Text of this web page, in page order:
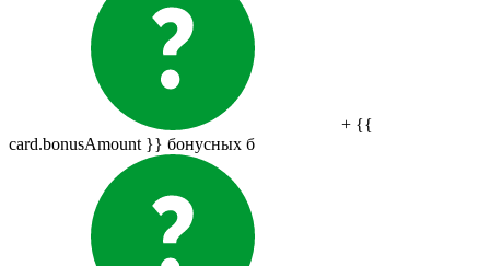
+ {{
card.bonusAmount }} бонусных б